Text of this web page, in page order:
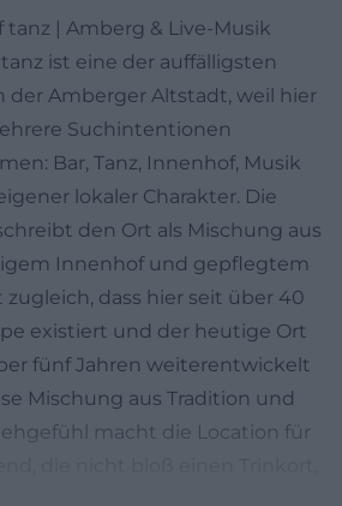
tanz | Amberg & Live-Musik
tanz ist eine der auffälligsten
der Amberger Altstadt, weil hier
Suchintentionen
Bar, Tanz, Innenhof, Musik
lokaler Charakter. Die
den Ort als Mischung aus
Innenhof und gepflegtem
dass hier seit über 40
existiert und der heutige Ort
fünf Jahren weiterentwickelt
Mischung aus Tradition und
macht die Location für